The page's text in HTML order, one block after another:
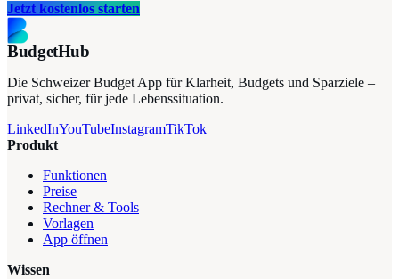
Jetzt kostenlos starten
BudgetHub
Die Schweizer Budget App für Klarheit, Budgets und Sparziele –
privat, sicher, für jede Lebenssituation.
LinkedInYouTubeInstagramTikTok
Produkt
Funktionen
Preise
Rechner & Tools
Vorlagen
App öffnen
Wissen